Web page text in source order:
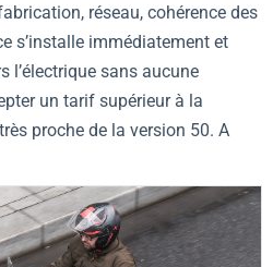
réseau, cohérence des
s’installe immédiatement et
l’électrique sans aucune
un tarif supérieur à la
proche de la version 50. A